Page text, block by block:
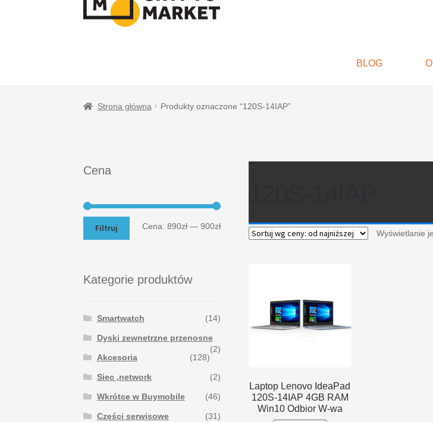
NAWIGACJI
TREŚCI
BLOG
Strona główna Produkty oznaczone “120S-14IAP”
Wyświetlanie
Laptop Lenovo IdeaPad
120S-14IAP 4GB RAM
Win10 Odbior W-wa
Cena
Filtruj Cena:890zł —900zł
Kategorie produktów
Smartwatch (14)
Dyski zewnetrzne przenosne
(2)
Akcesoria
(128)
Siec ,network (2)
Wkrótce w Buymobile (46)
Części serwisowe (31)